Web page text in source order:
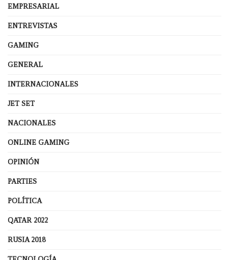
EMPRESARIAL
ENTREVISTAS
GAMING
GENERAL
INTERNACIONALES
JET SET
NACIONALES
ONLINE GAMING
OPINIÓN
PARTIES
POLÍTICA
QATAR 2022
RUSIA 2018